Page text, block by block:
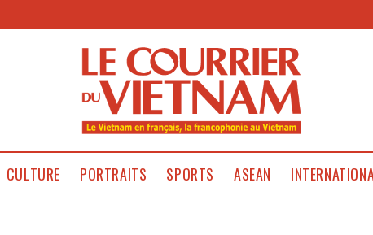
CULTURE PORTRAITS SPORTS ASEAN